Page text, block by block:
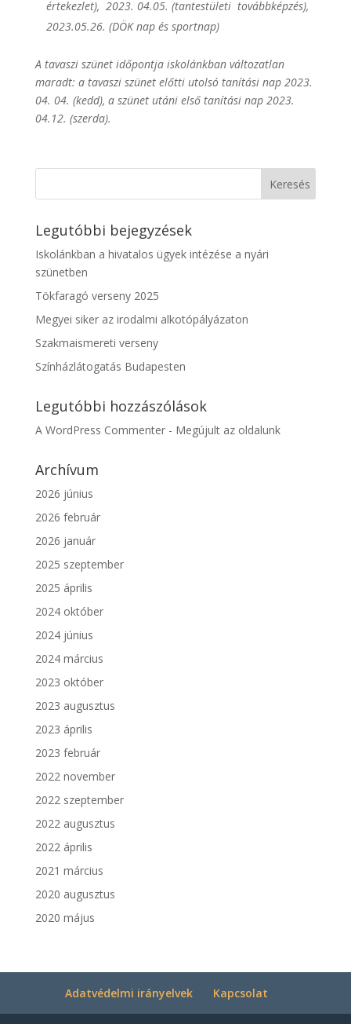
értekezlet), 2023. 04.05. (tantestületi továbbképzés),
2023.05.26. (DÖK nap és sportnap)
A tavaszi szünet időpontja iskolánkban változatlan
maradt: a tavaszi szünet előtti utolsó tanítási nap 2023.
04. 04. (kedd), a szünet utáni első tanítási nap 2023.
04.12. (szerda).
Legutóbbi bejegyzések
Iskolánkban a hivatalos ügyek intézése a nyári
szünetben
Tökfaragó verseny 2025
Megyei siker az irodalmi alkotópályázaton
Szakmaismereti verseny
Színházlátogatás Budapesten
Legutóbbi hozzászólások
A WordPress Commenter- Megújult az oldalunk
Archívum
2026 június
2026 február
2026 január
2025 szeptember
2025 április
2024 október
2024 június
2024 március
2023 október
2023 augusztus
2023 április
2023 február
2022 november
2022 szeptember
2022 augusztus
2022 április
2021 március
2020 augusztus
2020 május
Adatvédelmi irányelvek Kapcsolat